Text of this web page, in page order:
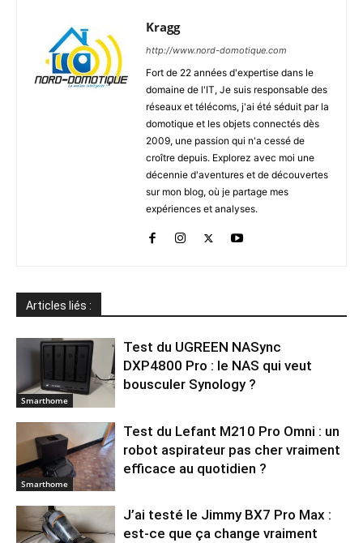
Kragg
http://www.nord-domotique.com
Fort de 22 années d'expertise dans le
domaine de l'IT, Je suis responsable des
réseaux et télécoms, j'ai été séduit par la
domotique et les objets connectés dès
2009, une passion qui n'a cessé de
croître depuis. Explorez avec moi une
décennie d'aventures et de découvertes
sur mon blog, où je partage mes
expériences et analyses.
Articles liés :
Smarthome
Test du UGREEN NASync
DXP4800 Pro : le NAS qui veut
bousculer Synology ?
Smarthome
Test du Lefant M210 Pro Omni : un
robot aspirateur pas cher vraiment
efficace au quotidien ?
J’ai testé le Jimmy BX7 Pro Max :
est-ce que ça change vraiment